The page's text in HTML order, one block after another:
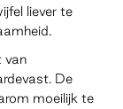
liever te
van
De
moeilijk te